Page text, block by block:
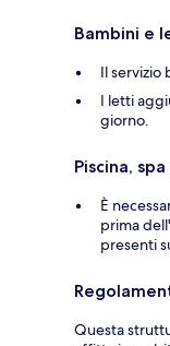
Bambini e
Il servizio
I letti
giorno.
Piscina,
È
prima
presenti
Questa